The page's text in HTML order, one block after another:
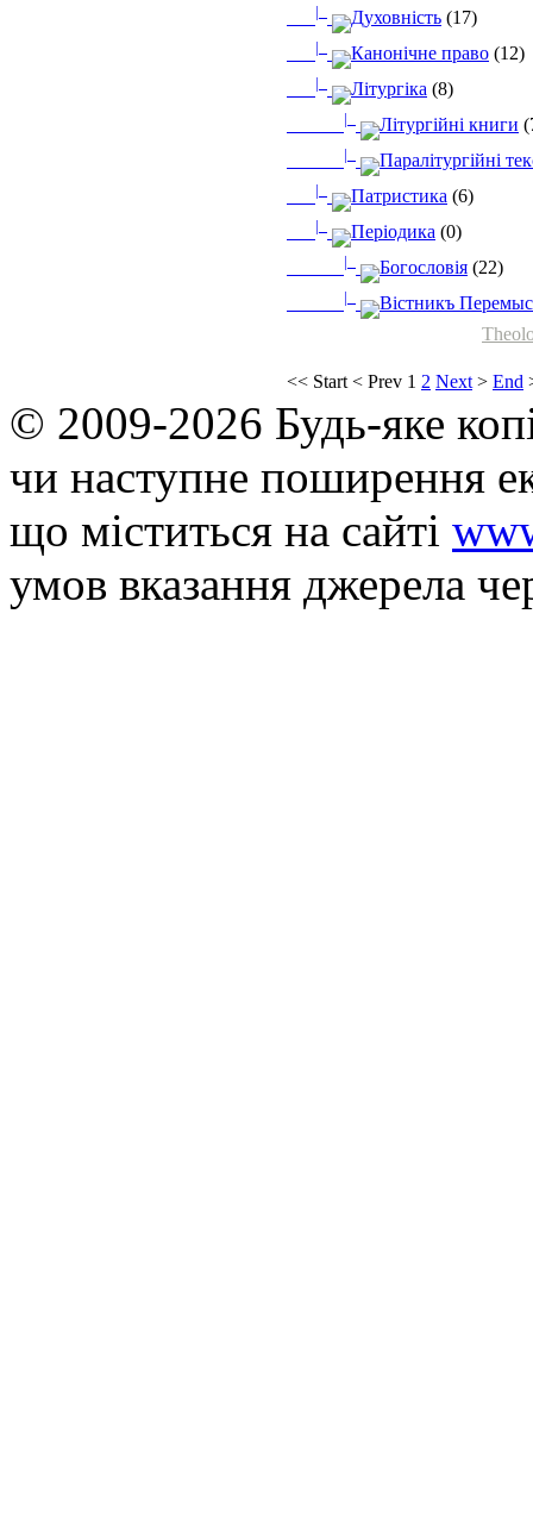
<< Start < Prev 1 2 Next > End
|_ Духовність (17)
|_ Канонічне право (12)
|_ Літургіка (8)
|_ Літургійні книги
|_ Паралітургійні
|_ Патристика (6)
|_ Періодика (0)
|_ Богословія (22)
|_
Вістникъ
© 2009-2026 Будь-яке
чи наступне поширення
що мiститься на сайті
умов вказання джерела